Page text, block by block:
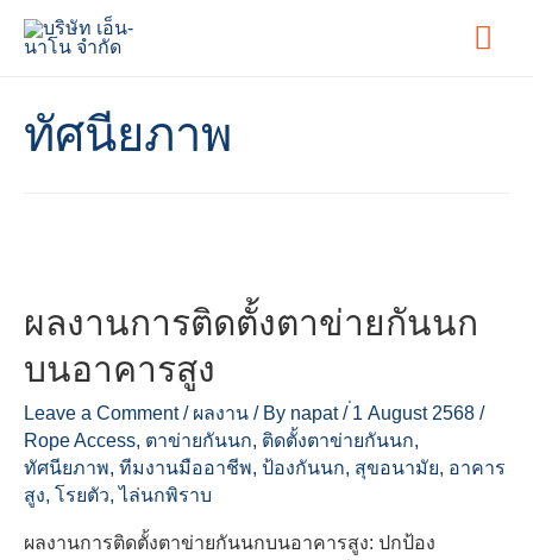
ทัศนียภาพ
ผลงานการติดตั้งตาข่ายกันนก
บนอาคารสูง
Leave a Comment / ผลงาน / By napat / ่1 August 2568 /
Rope Access, ตาข่ายกันนก, ติดตั้งตาข่ายกันนก,
ทัศนียภาพ, ทีมงานมืออาชีพ, ป้องกันนก, สุขอนามัย, อาคาร
สูง, โรยตัว,ไล่นกพิราบ
ผลงานการติดตั้งตาข่ายกันนกบนอาคารสูง: ปกป้อง